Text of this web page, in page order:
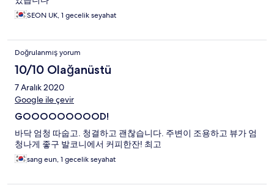
SEON UK, 1 gecelik seyahat
Doğrulanmış yorum
10/10 Olağanüstü
7 Aralık 2020
Google ile çevir
GOOOOOOOOOD!
바닥 엄청 따숩고. 청결하고 괜찮습니다. 주변이 조용하고 뷰가 엄
청나게 좋구 발코니에서 커피한잔! 최고
sang eun, 1 gecelik seyahat